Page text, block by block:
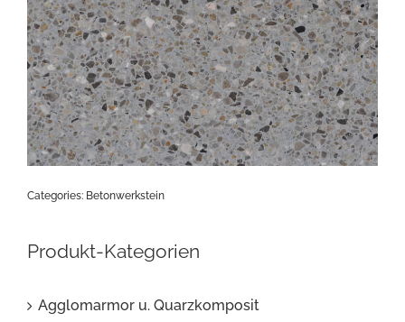
Categories: Betonwerkstein
Produkt-Kategorien
Agglomarmor u. Quarzkomposit